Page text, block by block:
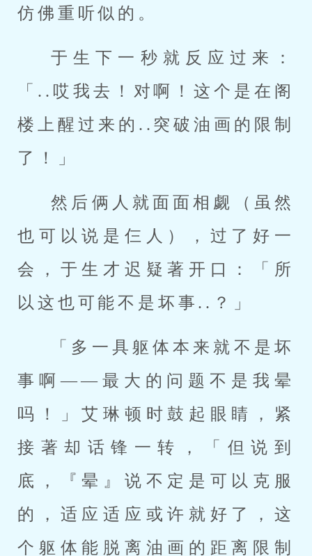
仿佛重听似的。
于生下一秒就反应过来：
「..哎我去！对啊！这个是在阁
楼上醒过来的..突破油画的限制
了！」
然后俩人就面面相觑（虽然
也可以说是仨人），过了好一
会，于生才迟疑著开口：「所
以这也可能不是坏事..？」
「多一具躯体本来就不是坏
事啊——最大的问题不是我晕
吗！」艾琳顿时鼓起眼睛，紧
接著却话锋一转，「但说到
底，『晕』说不定是可以克服
的，适应适应或许就好了，这
个躯体能脱离油画的距离限制